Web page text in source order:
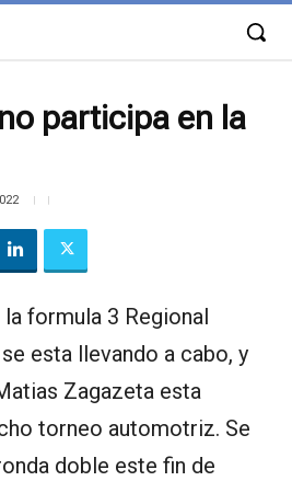
participa en la
formula 3 Regional
esta llevando a cabo, y
Zagazeta esta
torneo automotriz. Se
doble este fin de